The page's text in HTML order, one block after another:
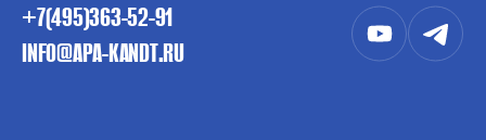
+7(495)363-52-91
INFO@APA-KANDT.RU